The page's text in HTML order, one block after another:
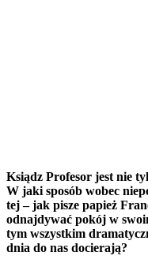
Ksiądz Profesor jest nie
W jaki sposób wobec
tej – jak pisze papież
odnajdywać pokój w
tym wszystkim
dnia do nas docierają?